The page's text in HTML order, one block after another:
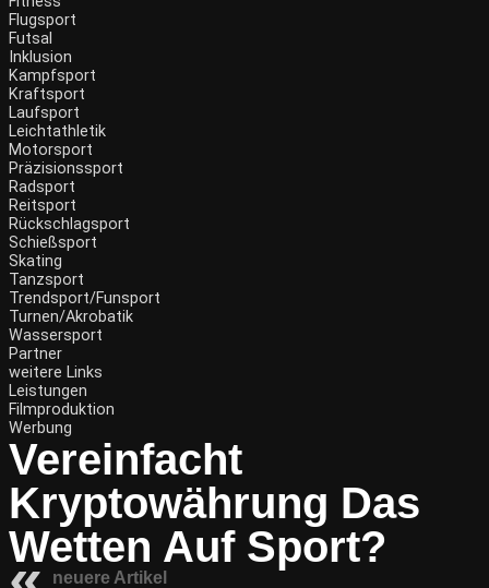
Flugsport
Futsal
Inklusion
Kampfsport
Kraftsport
Laufsport
Leichtathletik
Motorsport
Präzisionssport
Radsport
Reitsport
Rückschlagsport
Schießsport
Skating
Tanzsport
Trendsport/Funsport
Turnen/Akrobatik
Wassersport
Partner
weitere Links
Leistungen
Filmproduktion
Werbung
Vereinfacht
Kryptowährung Das
Wetten Auf Sport?
neuere Artikel